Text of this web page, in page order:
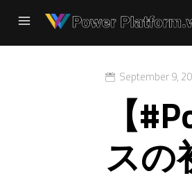
September 9,
【
スの